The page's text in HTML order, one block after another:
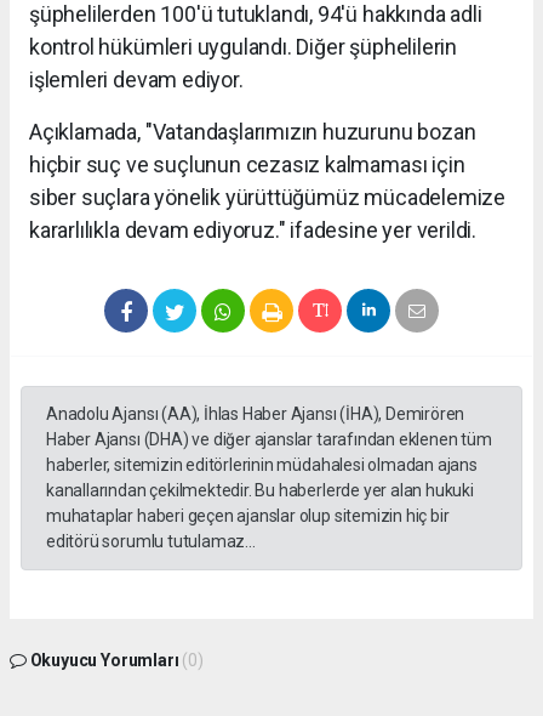
şüphelilerden 100'ü tutuklandı, 94'ü hakkında adli
kontrol hükümleri uygulandı. Diğer şüphelilerin
işlemleri devam ediyor.
Açıklamada, "Vatandaşlarımızın huzurunu bozan
hiçbir suç ve suçlunun cezasız kalmaması için
siber suçlara yönelik yürüttüğümüz mücadelemize
kararlılıkla devam ediyoruz." ifadesine yer verildi.
Anadolu Ajansı (AA), İhlas Haber Ajansı (İHA), Demirören
Haber Ajansı (DHA) ve diğer ajanslar tarafından eklenen tüm
haberler, sitemizin editörlerinin müdahalesi olmadan ajans
kanallarından çekilmektedir. Bu haberlerde yer alan hukuki
muhataplar haberi geçen ajanslar olup sitemizin hiç bir
editörü sorumlu tutulamaz...
Okuyucu Yorumları (0)